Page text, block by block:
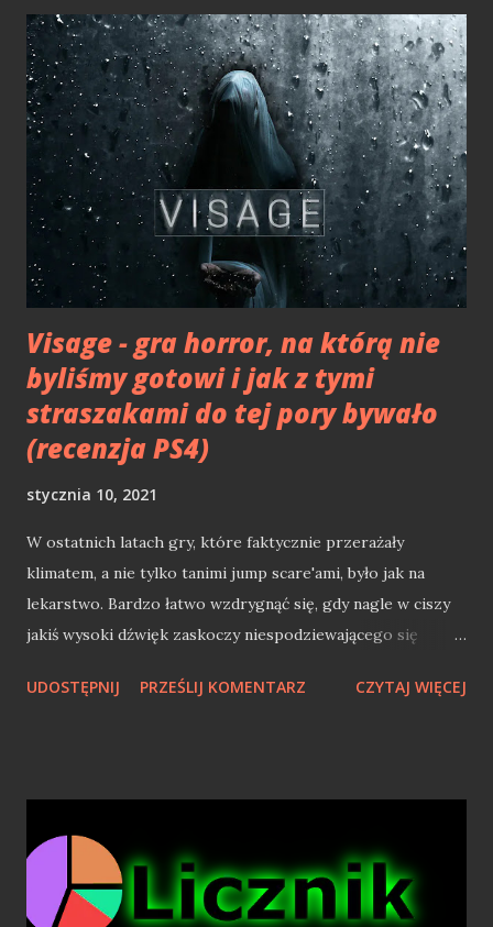
Open Source miał trochę pod górkę. Steve Ballmer kiedyś
powiedział "Linux jest rakiem" w kwestii GNU GPL. Dziś
zapewne gigant z Redmond chciałbym o tym zapomnieć,
gdyż Microsoft od jakiegoś już czasu jest firmą Open
Source. Pierwszą zmianą na plus było zatrudnienie w 2004
roku Billa Hilfa, lidera działu Open Source w IBM. Jak sam
twierdzi, Microsoft zatrudnił go, gdyż firma nie wiedziała
czym jest i jak działa idea otwartego oprogramowania. Zaś
już od 2006 roku Microsoft był kontrybut...
Visage - gra horror, na którą nie
byliśmy gotowi i jak z tymi
straszakami do tej pory bywało
(recenzja PS4)
stycznia 10, 2021
W ostatnich latach gry, które faktycznie przerażały
klimatem, a nie tylko tanimi jump scare'ami, było jak na
lekarstwo. Bardzo łatwo wzdrygnąć się, gdy nagle w ciszy
jakiś wysoki dźwięk zaskoczy niespodziewającego się
nagłym "łomotem" można nazwać prawdziwymi
grach to nic innego, jak chwilowe zaskoczenie gracza, do
którego ten szybko się przyzwyczaja. Po pewnym czasie
zaczyna się go nawet ignorować, a po dłuższej chwili staje
UDOSTĘPNIJ PRZEŚLIJ KOMENTARZ CZYTAJ WIĘCEJ